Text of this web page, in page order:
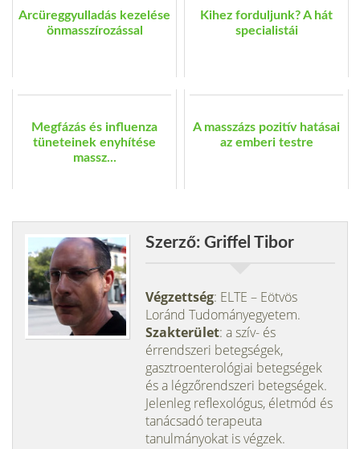
Arcüreggyulladás kezelése
önmasszírozással
Kihez forduljunk? A hát
specialistái
Megfázás és influenza
tüneteinek enyhítése
massz...
A masszázs pozitív hatásai
az emberi testre
Szerző: Griffel Tibor
Végzettség: ELTE – Eötvös
Loránd Tudományegyetem.
Szakterület: a szív- és
érrendszeri betegségek,
gasztroenterológiai betegségek
és a légzőrendszeri betegségek.
Jelenleg reflexológus, életmód és
tanácsadó terapeuta
tanulmányokat is végzek.